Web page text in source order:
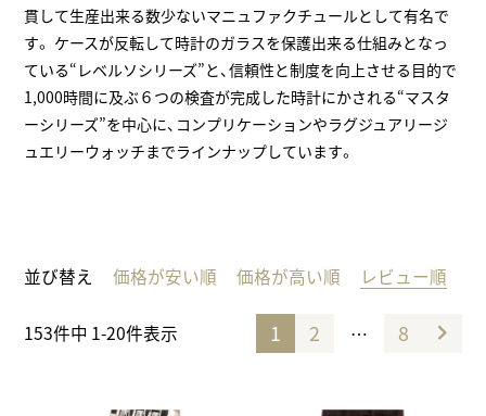
貫して生産出来る数少ないマニュファクチュールとして有名で
す。 ケースが反転して時計のガラスを保護出来る仕組みとなっ
ている“レベルソシリーズ”と、信頼性と制度を向上させる目的で
1,000時間に及ぶ６つの検査が完成した時計にかされる“マスタ
ーシリーズ”を中心に、コンプリケーションやラグジュアリージ
ュエリーウォッチまでラインナップしています。
並び替え 価格が安い順 価格が高い順 レビュー順
153件中 1-20件表示 1 2 … 8